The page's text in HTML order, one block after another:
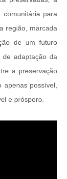
para
região, marcada
de um futuro
adaptação da
a preservação
possível,
e próspero.